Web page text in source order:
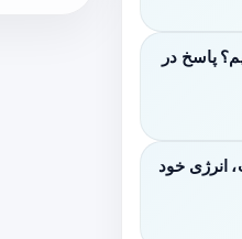
پاسخ در
انرژی خود